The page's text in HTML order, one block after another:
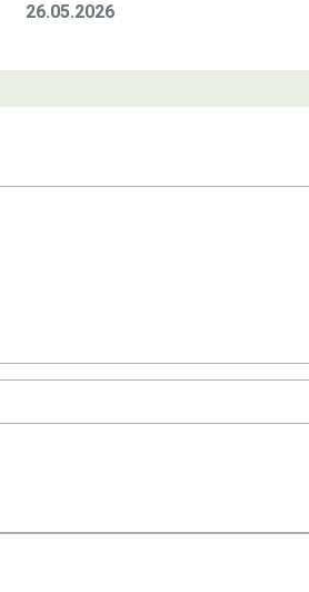
26.05.2026